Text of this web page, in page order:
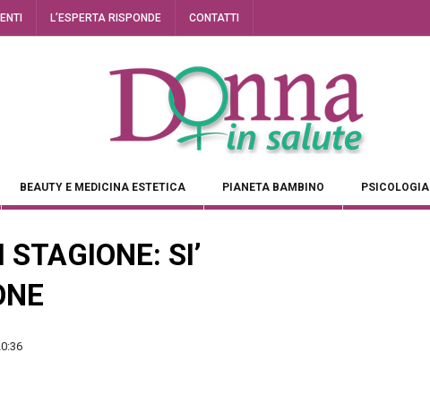
L’ESPERTA RISPONDE CONTATTI
BEAUTY E MEDICINA ESTETICA PIANETA BAMBINO PSICOLOGIA
SI’